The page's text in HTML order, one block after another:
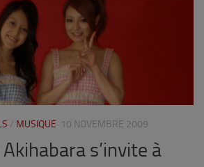
/ MUSIQUE 10 NOVEMBRE 2009
Akihabara s’invite à